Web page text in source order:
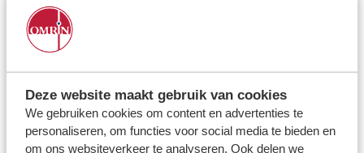
Deze website maakt gebruik van cookies
We gebruiken cookies om content en advertenties te
personaliseren, om functies voor social media te bieden en
om ons websiteverkeer te analyseren. Ook delen we
perspectief te verschuiven en om ons bewust te laten zijn van
de belangen van de natuur en de aarde als geheel. Culturele
‘bruggen’ hebben we nodig om ons paradigma te
termijn te stellen en zo een goede voorouder te zijn.